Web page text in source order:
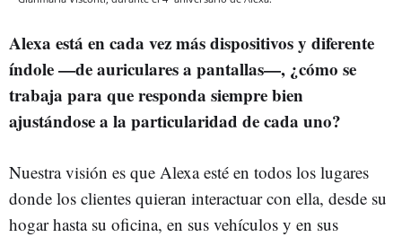
Alexa está en cada vez más dispositivos y diferente
índole —de auriculares a pantallas—, ¿cómo se
trabaja para que responda siempre bien
ajustándose a la particularidad de cada uno?
Nuestra visión es que Alexa esté en todos los lugares
donde los clientes quieran interactuar con ella, desde su
hogar hasta su oficina, en sus vehículos y en sus